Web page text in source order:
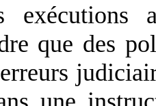
exécutions
que des